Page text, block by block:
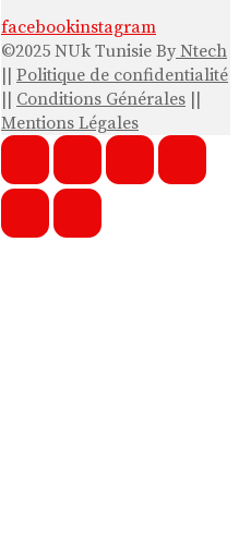
facebookinstagram
©2025 NUk Tunisie By Ntech
Politique de confidentialité
Conditions Générales
Mentions Légales